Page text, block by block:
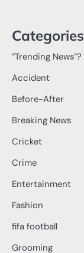
Categories
“Trending News”?
Accident
Before-After
Breaking News
Cricket
Crime
Entertainment
Fashion
fifa football
Grooming